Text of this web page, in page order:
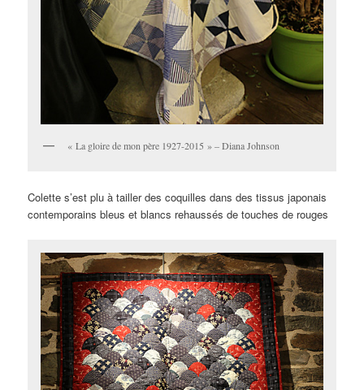
« La gloire de mon père 1927-2015 » – Diana Johnson
Colette s’est plu à tailler des coquilles dans des tissus japonais
contemporains bleus et blancs rehaussés de touches de rouges